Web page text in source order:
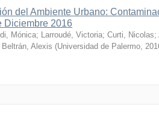
del Ambiente Urbano:
Diciembre 2016
Mónica; Larroudé, Victoria; Curti, Nicolas;
Beltrán, Alexis (Universidad de Palermo,